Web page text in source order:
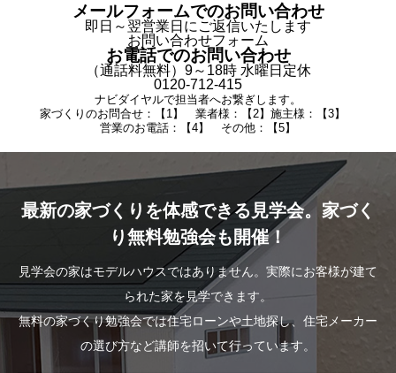
メールフォームでのお問い合わせ
即日～翌営業日にご返信いたします
お問い合わせフォーム
お電話でのお問い合わせ
（通話料無料）9～18時 水曜日定休
0120-712-415
ナビダイヤルで担当者へお繋ぎします。
家づくりのお問合せ：【1】 業者様：【2】施主様：【3】
営業のお電話：【4】 その他：【5】
最新の家づくりを体感できる見学会。家づく
り無料勉強会も開催！
見学会の家はモデルハウスではありません。実際にお客様が建て
られた家を見学できます。
無料の家づくり勉強会では住宅ローンや土地探し、住宅メーカー
の選び方など講師を招いて行っています。